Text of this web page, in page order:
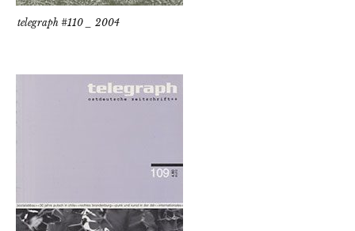
telegraph #110 _ 2004